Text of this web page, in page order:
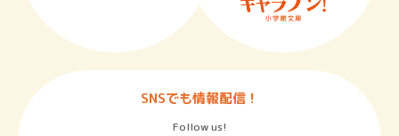
SNSでも情報配信！
Follow us!